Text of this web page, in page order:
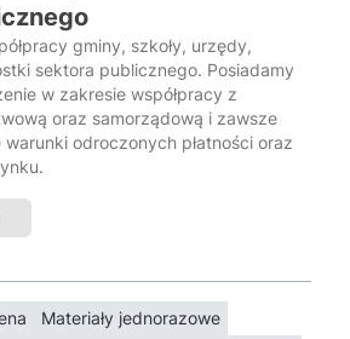
gminy, szkoły, urzędy,
sektora publicznego. Posiadamy
w zakresie współpracy z
oraz samorządową i zawsze
odroczonych płatności oraz
Materiały jednorazowe